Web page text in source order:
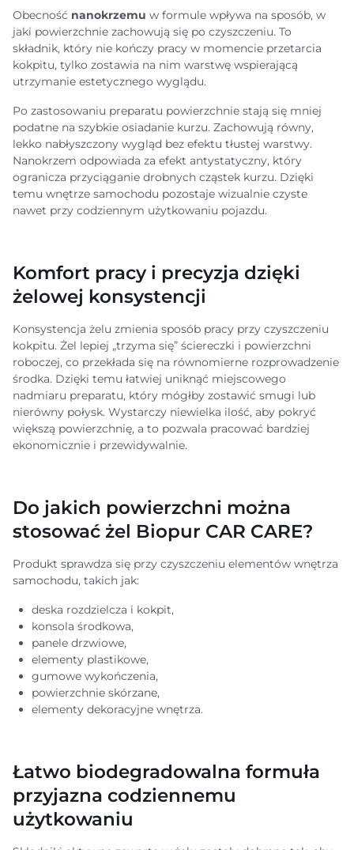
Obecność nanokrzemu w formule wpływa na sposób, w
jaki powierzchnie zachowują się po czyszczeniu. To
składnik, który nie kończy pracy w momencie przetarcia
kokpitu, tylko zostawia na nim warstwę wspierającą
utrzymanie estetycznego wyglądu.
Po zastosowaniu preparatu powierzchnie stają się mniej
podatne na szybkie osiadanie kurzu. Zachowują równy,
lekko nabłyszczony wygląd bez efektu tłustej warstwy.
Nanokrzem odpowiada za efekt antystatyczny, który
ogranicza przyciąganie drobnych cząstek kurzu. Dzięki
temu wnętrze samochodu pozostaje wizualnie czyste
nawet przy codziennym użytkowaniu pojazdu.
Komfort pracy i precyzja dzięki
żelowej konsystencji
Konsystencja żelu zmienia sposób pracy przy czyszczeniu
kokpitu. Żel lepiej „trzyma się” ściereczki i powierzchni
roboczej, co przekłada się na równomierne rozprowadzenie
środka. Dzięki temu łatwiej uniknąć miejscowego
nadmiaru preparatu, który mógłby zostawić smugi lub
nierówny połysk. Wystarczy niewielka ilość, aby pokryć
większą powierzchnię, a to pozwala pracować bardziej
ekonomicznie i przewidywalnie.
Do jakich powierzchni można
stosować żel Biopur CAR CARE?
Produkt sprawdza się przy czyszczeniu elementów wnętrza
samochodu, takich jak:
deska rozdzielcza i kokpit,
konsola środkowa,
panele drzwiowe,
elementy plastikowe,
gumowe wykończenia,
powierzchnie skórzane,
elementy dekoracyjne wnętrza.
Łatwo biodegradowalna formuła
przyjazna codziennemu
użytkowaniu